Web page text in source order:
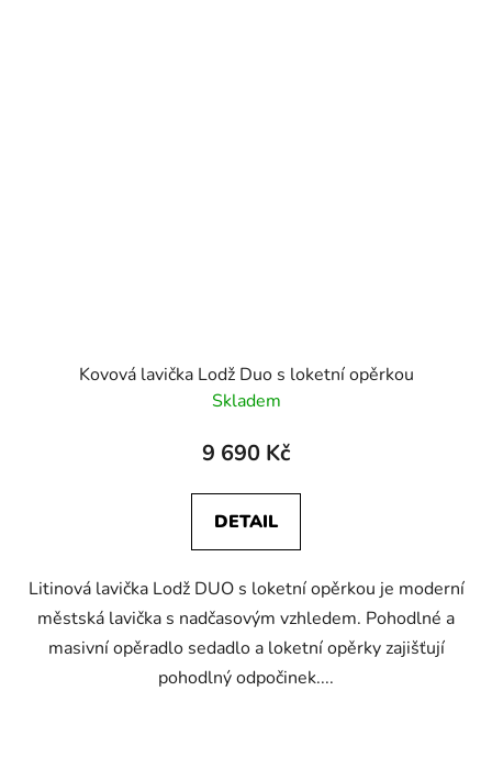
Kovová lavička Lodž Duo s loketní opěrkou
Skladem
9 690 Kč
DETAIL
Litinová lavička Lodž DUO s loketní opěrkou je moderní
městská lavička s nadčasovým vzhledem. Pohodlné a
masivní opěradlo sedadlo a loketní opěrky zajišťují
pohodlný odpočinek....